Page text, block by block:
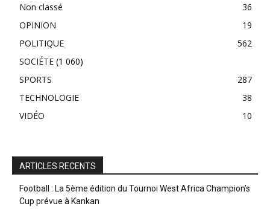
Non classé
36
OPINION
19
POLITIQUE
562
SOCIÉTE (1 060)
SPORTS
287
TECHNOLOGIE
38
VIDÉO
10
ARTICLES RECENTS
Football : La 5ème édition du Tournoi West Africa Champion’s
Cup prévue à Kankan